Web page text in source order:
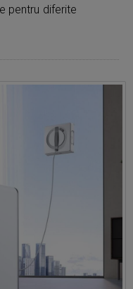
pentru diferite